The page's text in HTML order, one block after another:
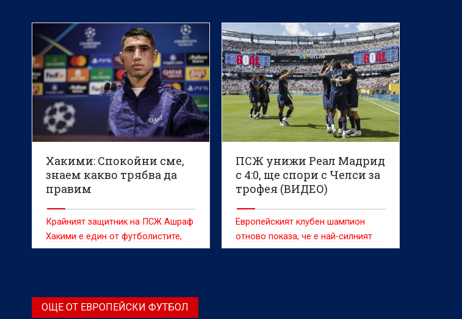
Хакими: Спокойни сме,
знаем какво трябва да
правим
Крайният защитник на ПСЖ Ашраф
Хакими е един от футболистите,
които имат най-сериозно влияние
ПСЖ унижи Реал Мадрид
с 4:0, ще спори с Челси за
трофея (ВИДЕО)
Европейският клубен шампион
отново показа, че е най-силният
отбор към момента и не остави
ОЩЕ ОТ ЕВРОПЕЙСКИ ФУТБОЛ